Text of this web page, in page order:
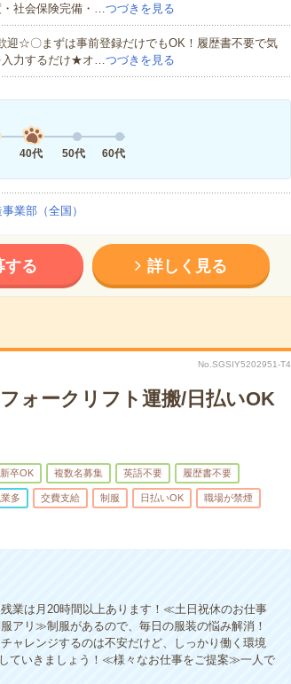
社会保険完備・…つづきを見る
☆〇まずは事前登録だけでもOK！履歴書不要で気
入力するだけ★オ…つづきを見る
40代 50代 60代
業部（全国）
する 詳しく見る
No.SGSIY5202951-T4
ォークリフト運搬/日払いOK
卒OK 複数名募集 英語不要 履歴書不要
多 交費支給 制服 日払いOK 職場が禁煙
業は月20時間以上あります！≪土日祝休のお仕事
リ≫制服があるので、毎日の服装の悩み解消！
レンジするのは不安だけど、しっかり働く環境
ていきましょう！≪様々なお仕事をご提案≫一人で